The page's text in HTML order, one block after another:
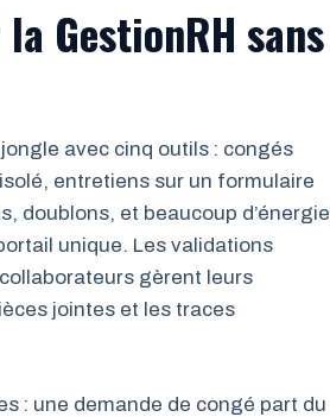
GestionRH sans
avec cinq outils : congés
entretiens sur un formulaire
doublons, et beaucoup d’énergie
unique. Les validations
gèrent leurs
jointes et les traces
: une demande de congé part du